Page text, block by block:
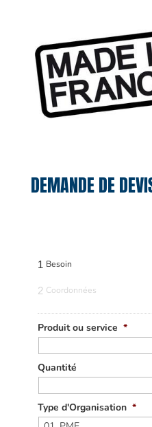
DEMANDE DE
1 Besoin
2 Coordonnées
Produit ou service *
Quantité
Type d'Organisation *